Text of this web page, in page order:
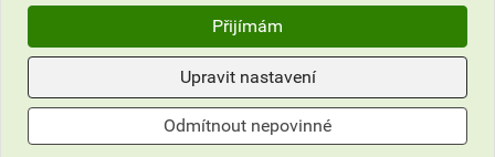
Přijímám
Upravit nastavení
Odmítnout nepovinné